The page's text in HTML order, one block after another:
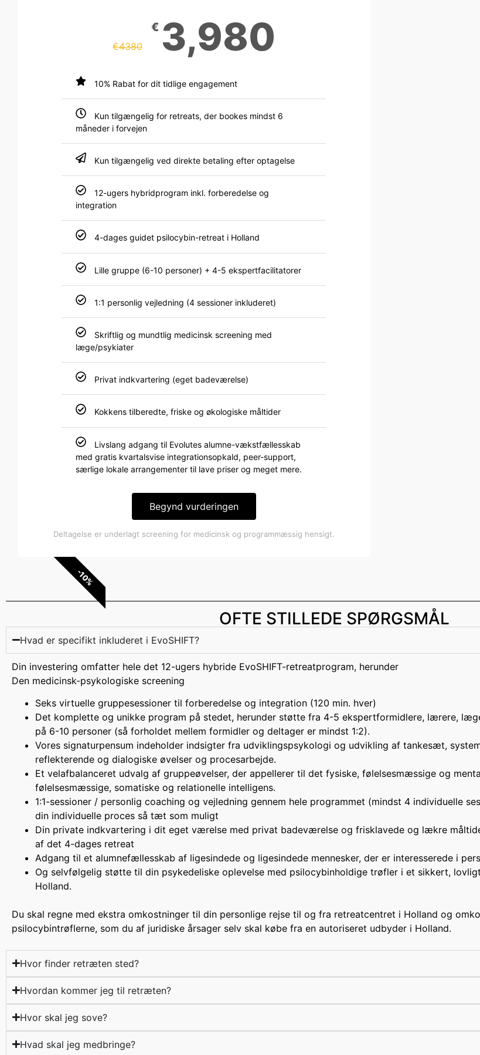
€4380
€ 3,980
10% Rabat for dit tidlige engagement
Kun tilgængelig for retreats, der bookes mindst 6
måneder i forvejen
Kun tilgængelig ved direkte betaling efter optagelse
12-ugers hybridprogram inkl. forberedelse og
integration
4-dages guidet psilocybin-retreat i Holland
Lille gruppe (6-10 personer) + 4-5 ekspertfacilitatorer
1:1 personlig vejledning (4 sessioner inkluderet)
Skriftlig og mundtlig medicinsk screening med
læge/psykiater
Privat indkvartering (eget badeværelse)
Kokkens tilberedte, friske og økologiske måltider
Livslang adgang til Evolutes alumne-vækstfællesskab
med gratis kvartalsvise integrationsopkald, peer-support,
særlige lokale arrangementer til lave priser og meget mere.
Begynd vurderingen
Deltagelse er underlagt screening for medicinsk og programmæssig hensigt.
-10%
OFTE STILLEDE SPØRGSMÅL
Hvad er specifikt inkluderet i EvoSHIFT?
Din investering omfatter hele det 12-ugers hybride EvoSHIFT-retreatprogram, herunder
Den medicinsk-psykologiske screening
Seks virtuelle gruppesessioner til forberedelse og integration (120 min. hver)
Det komplette og unikke program på stedet, herunder støtte fra 4-5 ekspertformidlere, lærere,
på 6-10 personer (så forholdet mellem formidler og deltager er mindst 1:2).
Vores signaturpensum indeholder indsigter fra udviklingspsykologi og udvikling af tankesæt,
reflekterende og dialogiske øvelser og procesarbejde.
Et velafbalanceret udvalg af gruppeøvelser, der appellerer til det fysiske, følelsesmæssige og
følelsesmæssige, somatiske og relationelle intelligens.
1:1-sessioner / personlig coaching og vejledning gennem hele programmet (mindst 4 individuelle
din individuelle proces så tæt som muligt
Din private indkvartering i dit eget værelse med privat badeværelse og frisklavede og lækre
af det 4-dages retreat
Adgang til et alumnefællesskab af ligesindede og ligesindede mennesker, der er interesserede i
Og selvfølgelig støtte til din psykedeliske oplevelse med psilocybinholdige trøfler i et sikkert,
Holland.
Du skal regne med ekstra omkostninger til din personlige rejse til og fra retreatcentret i Holland og
psilocybintrøflerne, som du af juridiske årsager selv skal købe fra en autoriseret udbyder i Holland.
Hvor finder retræten sted?
Hvordan kommer jeg til retræten?
Hvor skal jeg sove?
Hvad skal jeg medbringe?